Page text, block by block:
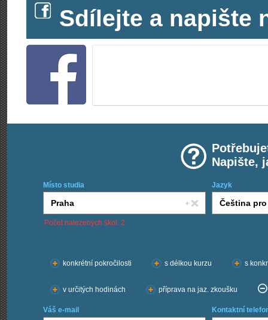
Sdílejte a napište
Napište,
Místo studia Jazyk
Počet nalezených škol: 2
konkrétní pokročilosti
s délkou kurzu s
v určitých hodinách příprava na jaz. zkoušku
Váš e-mail Kontaktní